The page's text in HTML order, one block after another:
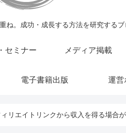
ね。成功・成長する方法を研究するブ
セミナー メディア掲載
電子書籍出版 運営
ィリエイトリンクから収入を得る場合